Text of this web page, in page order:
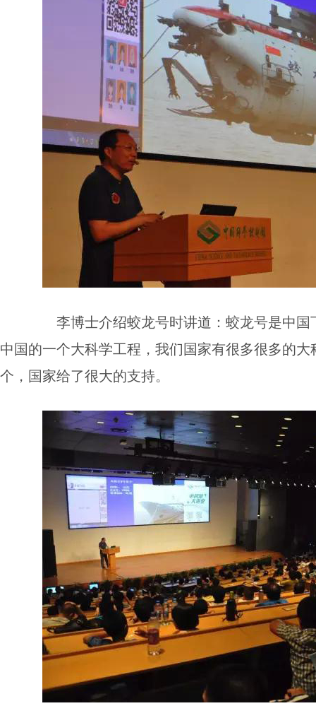
李博士介绍蛟龙号时讲道：蛟龙号是中国
中国的一个大科学工程，我们国家有很多很多的
个，国家给了很大的支持。